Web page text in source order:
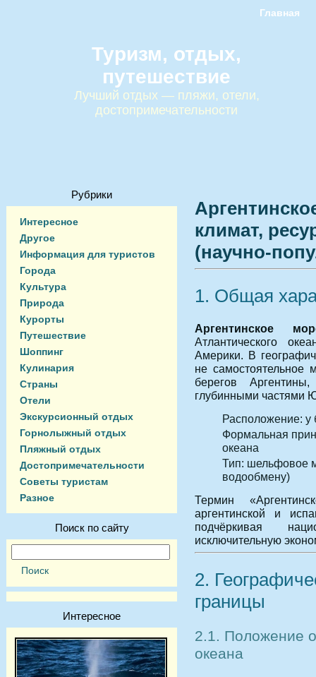
Главная
Туризм, отдых,
путешествие
Лучший отдых — пляжи, отели,
достопримечательности
Рубрики
Интересное
Другое
Информация для туристов
Города
Культура
Природа
Курорты
Путешествие
Шоппинг
Кулинария
Страны
Отели
Экскурсионный отдых
Горнолыжный отдых
Пляжный отдых
Достопримечательности
Советы туристам
Разное
Поиск по сайту
Интересное
климат,
1. Общая
Аргентинское
Атлантического
Америки. В
не самостоятельное
берегов
глубинными частями
Расположение: у
Формальная
океана
Тип: шельфовое
водообмену)
Термин
аргентинской и
подчёркивая
исключительную
2.
границы
2.1. Положение
океана